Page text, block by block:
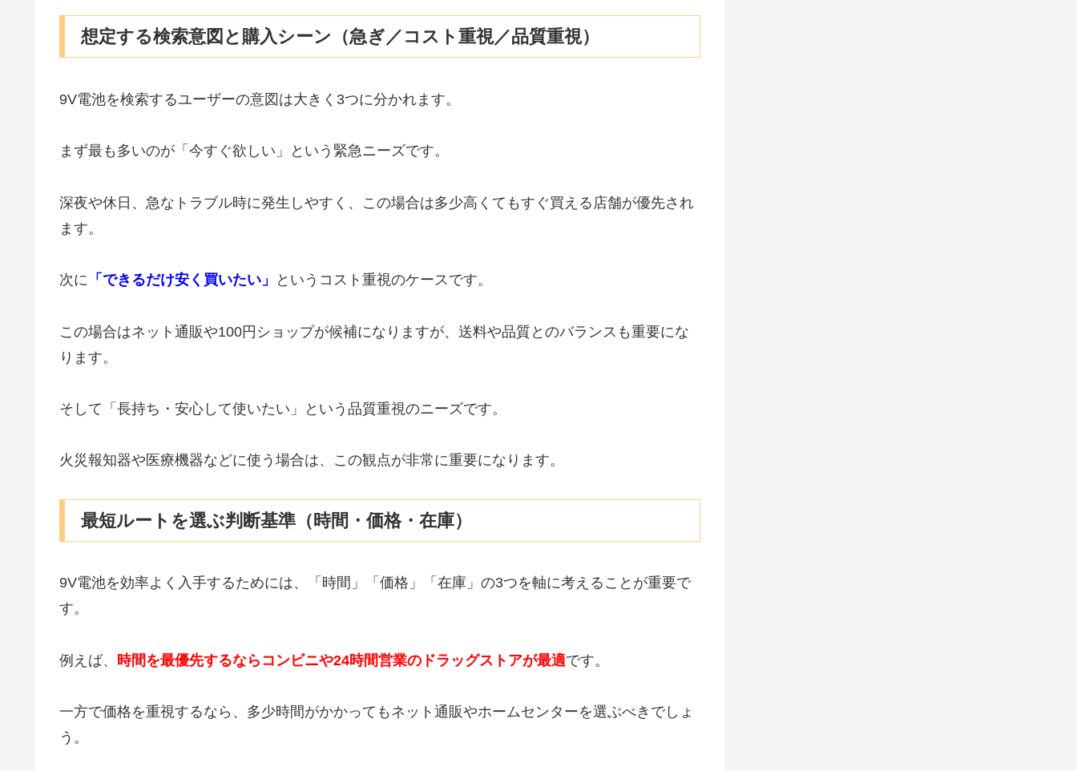
想定する検索意図と購入シーン（急ぎ／コスト重視／品質重視）
9V電池を検索するユーザーの意図は大きく3つに分かれます。
まず最も多いのが「今すぐ欲しい」という緊急ニーズです。
深夜や休日、急なトラブル時に発生しやすく、この場合は多少高くてもすぐ買える店舗が優先され
ます。
次に 「できるだけ安く買いたい」 というコスト重視のケースです。
この場合はネット通販や100円ショップが候補になりますが、送料や品質とのバランスも重要にな
ります。
そして「長持ち・安心して使いたい」という品質重視のニーズです。
火災報知器や医療機器などに使う場合は、この観点が非常に重要になります。
最短ルートを選ぶ判断基準（時間・価格・在庫）
9V電池を効率よく入手するためには、「時間」「価格」「在庫」の3つを軸に考えることが重要で
す。
例えば、 時間を最優先するならコンビニや24時間営業のドラッグストアが最適です。
一方で価格を重視するなら、多少時間がかかってもネット通販やホームセンターを選ぶべきでしょ
う。